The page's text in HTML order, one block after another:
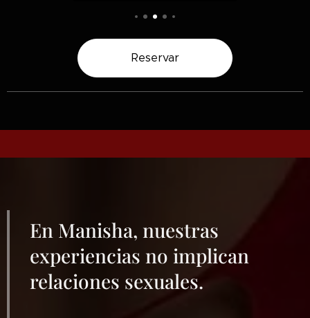
Reservar
En Manisha, nuestras
experiencias no implican
relaciones sexuales.